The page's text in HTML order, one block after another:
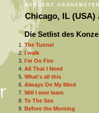
HERBERT
Chicago, IL (USA)
Die Setlist des
The Tunnel
I walk
I'm On Fire
All That I Need
What's all this
Always On My Mind
Will I ever learn
To The Sea
Before the Morning